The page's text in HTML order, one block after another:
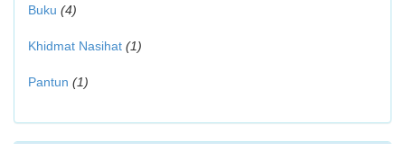
Buku (4)
Khidmat Nasihat (1)
Pantun (1)